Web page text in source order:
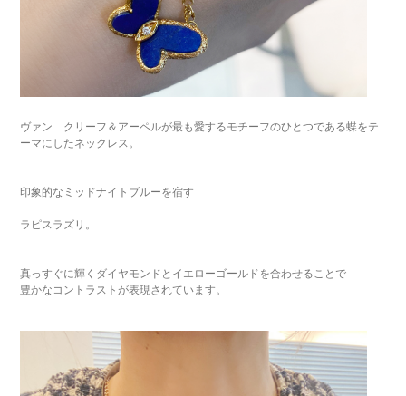
ヴァン クリーフ＆アーペルが最も愛するモチーフのひとつである蝶をテ
ーマにしたネックレス。
印象的なミッドナイトブルーを宿す
ラピスラズリ。
真っすぐに輝くダイヤモンドとイエローゴールドを合わせることで
豊かなコントラストが表現されています。